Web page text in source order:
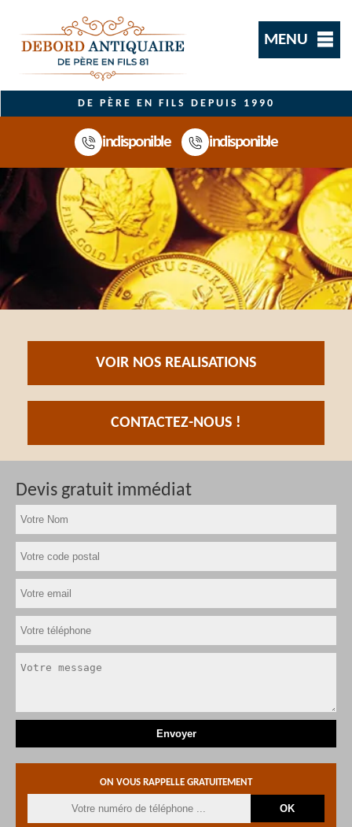
MENU
DE PÈRE EN FILS DEPUIS 1990
indisponible indisponible
VOIR NOS REALISATIONS
CONTACTEZ-NOUS !
Devis gratuit immédiat
ON VOUS RAPPELLE GRATUITEMENT